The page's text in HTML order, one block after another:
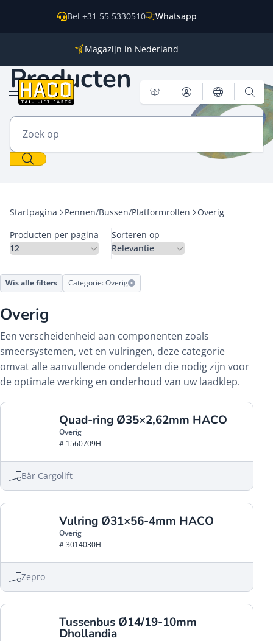
Magazijn in Nederland
Wereldwijde verzending
Bel +31 55 5330510 Whatsapp
Menu openen
Producten
Zoek op
Startpagina Pennen/Bussen/Platformrollen
Overig
Producten per pagina
Sorteren op
Wis alle filters Categorie: Overig
Overig
Een verscheidenheid aan componenten zoals
smeersystemen, vet en vulringen, deze categorie
omvat alle aanvullende onderdelen die nodig zijn voor
de optimale werking en onderhoud van uw laadklep.
Quad-ring Ø35×2,62mm HACO
Overig
# 1560709H
Bär Cargolift
Vulring Ø31×56-4mm HACO
Overig
# 3014030H
Zepro
Tussenbus Ø14/19-10mm
Dhollandia